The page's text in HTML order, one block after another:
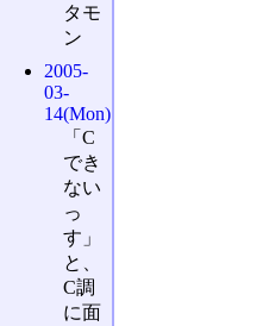
タモ
ン
2005-
03-
14(Mon)
「C
でき
ない
っ
す」
と、
C調
に面